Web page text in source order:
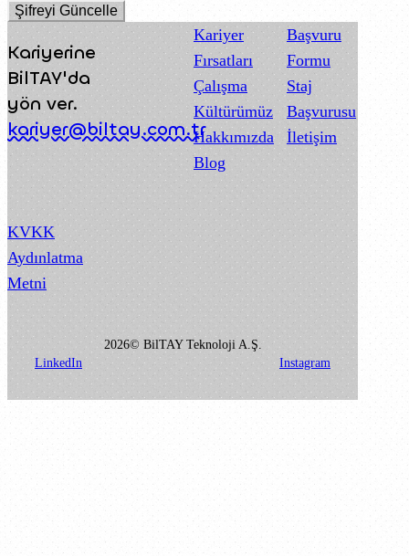
Şifreyi Güncelle
Kariyerine
BilTAY'da
yön ver.
kariyer@biltay.com.tr
Kariyer
Fırsatları
Çalışma
Kültürümüz
Hakkımızda
Blog
Başvuru
Formu
Staj
Başvurusu
İletişim
KVKK
Aydınlatma
Metni
2026© BilTAY Teknoloji A.Ş.
LinkedIn
Instagram